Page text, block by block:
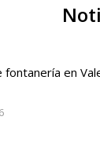
fontanería en